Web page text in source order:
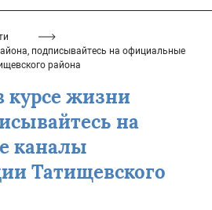
подписывайтесь на официальные
района
жизни
на
каналы
Татищевского